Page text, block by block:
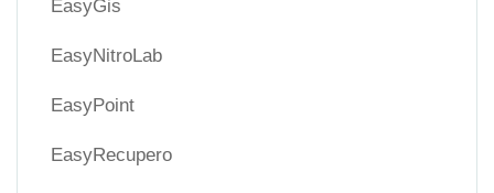
EasyGis
EasyNitroLab
EasyPoint
EasyRecupero